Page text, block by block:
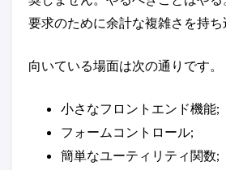
要求のために余計な複雑さを持ち
向いている場面は次の通りです。
小さなフロントエンド機能;
フォームコントロール;
簡単なユーティリティ関数;